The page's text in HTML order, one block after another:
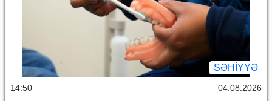
SƏHIYYƏ
14:50 04.08.2026